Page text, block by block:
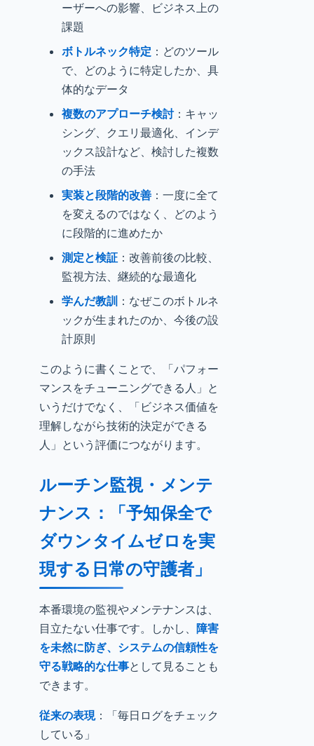
ーザーへの影響、ビジネス上の
課題
ボトルネック特定 ：どのツール
で、どのように特定したか、具
体的なデータ
複数のアプローチ検討：キャッ
シング、クエリ最適化、インデ
ックス設計など、検討した複数
の手法
実装と段階的改善 ：一度に全て
を変えるのではなく、どのよう
に段階的に進めたか
測定と検証 ：改善前後の比較、
監視方法、継続的な最適化
学んだ教訓 ：なぜこのボトルネ
ックが生まれたのか、今後の設
計原則
このように書くことで、「パフォー
マンスをチューニングできる人」と
いうだけでなく、「ビジネス価値を
理解しながら技術的決定ができる
人」という評価につながります。
ルーチン監視・メンテ
ナンス：「予知保全で
ダウンタイムゼロを実
現する日常の守護者」
本番環境の監視やメンテナンスは、
目立たない仕事です。しかし、 障害
を未然に防ぎ、システムの信頼性を
守る戦略的な仕事として見ることも
できます。
従来の表現：「毎日ログをチェック
している」